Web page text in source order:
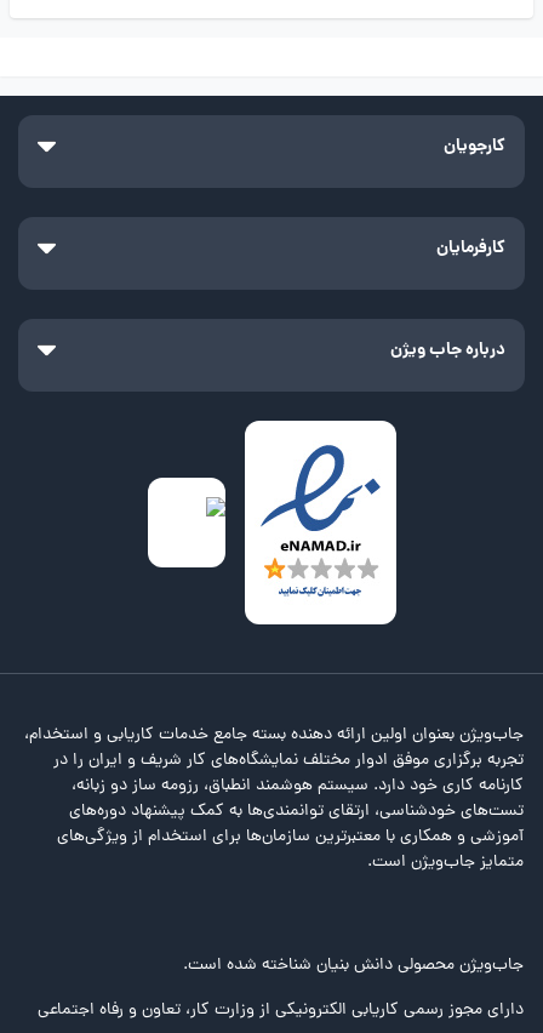
کارجویان
کارفرمایان
درباره جاب ویژن
جاب‌ویژن بعنوان اولین ارائه دهنده بسته جامع خدمات کاریابی و استخدام،
تجربه برگزاری موفق ادوار مختلف نمایشگاه‌های کار شریف و ایران را در
کارنامه کاری خود دارد. سیستم هوشمند انطباق، رزومه ساز دو زبانه،
تست‌های خودشناسی، ارتقای توانمندی‌ها به کمک پیشنهاد دوره‌های
آموزشی و همکاری با معتبرترین سازمان‌ها برای استخدام از ویژگی‌های
متمایز جاب‌ویژن است.
جاب‌ویژن محصولی دانش بنیان شناخته شده است.
دارای مجوز رسمی کاریابی الکترونیکی از وزارت کار، تعاون و رفاه اجتماعی